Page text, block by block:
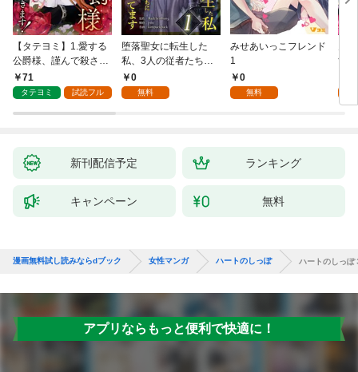
【タテヨミ】1.愛する
公爵様、謹んで殺させ
ていただきます！
71
タテヨミ 試読フル
堕落聖女に転生した
私、3人の従者たちに
抱かれて困ってます 第
1話
0
無料
みせあいっこフレンド
1
0
無料
す
ま
新刊配信予定 ランキング
キャンペーン 無料
漫画無料試し読みならdブック 女性マンガ ハートのしっぽ ハートのしっぽ
アプリならもっと便利で快適に！